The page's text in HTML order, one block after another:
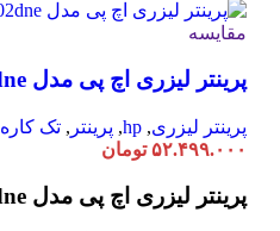
مقایسه
پرینتر لیزری اچ پی مدل LaserJet Pro M402dne
پرینتر لیزری,
hp
, پرینتر , تک کاره
۵۲.۴۹۹.۰۰۰ تومان
پرینتر لیزری اچ پی مدل LaserJet Pro M402dne